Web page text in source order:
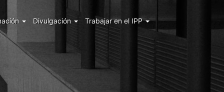
Divulgación Trabajar en el IPP